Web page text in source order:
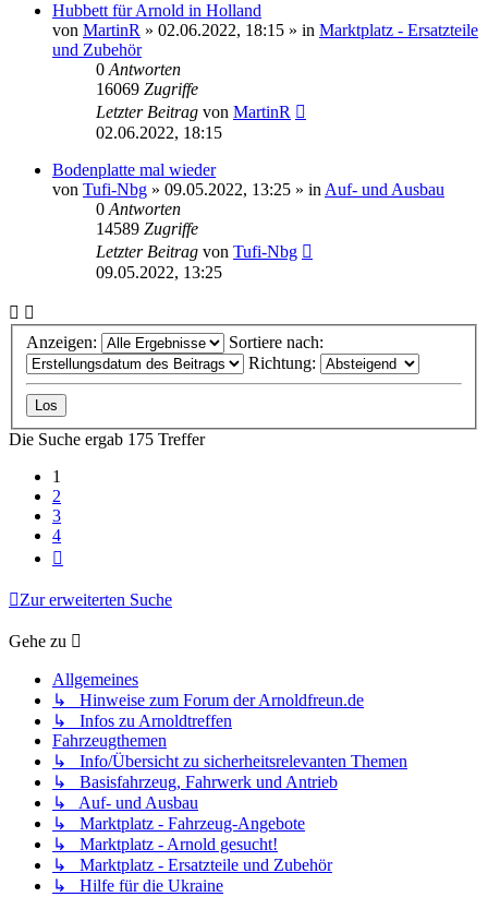
Hubbett für Arnold in Holland
von MartinR » 02.06.2022, 18:15 » in Marktplatz - Ersatzteile
und Zubehör
0Antworten
16069 Zugriffe
Letzter Beitrag von MartinR
02.06.2022, 18:15
Bodenplatte mal wieder
von Tufi-Nbg » 09.05.2022, 13:25 » inAuf- und Ausbau
0Antworten
14589 Zugriffe
Letzter Beitrag von Tufi-Nbg
09.05.2022, 13:25
Anzeigen:
Sortiere nach:
Richtung:
Die Suche ergab 175 Treffer
1
2
3
4
Zur erweiterten Suche
Gehe zu
Allgemeines
↳ Hinweise zum Forum der Arnoldfreun.de
↳ Infos zu Arnoldtreffen
Fahrzeugthemen
↳ Info/Übersicht zu sicherheitsrelevanten Themen
↳ Basisfahrzeug, Fahrwerk und Antrieb
↳ Auf- und Ausbau
↳ Marktplatz - Fahrzeug-Angebote
↳ Marktplatz - Arnold gesucht!
↳ Marktplatz - Ersatzteile und Zubehör
↳ Hilfe für die Ukraine